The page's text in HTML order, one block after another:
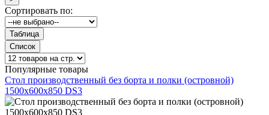
Сортировать по:
Популярные товары
Стол производственный без борта и полки (островной)
1500х600х850 DS3